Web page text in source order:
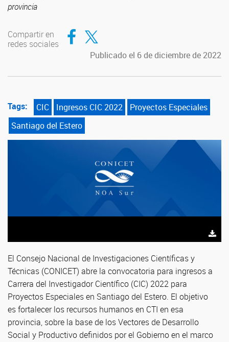
provincia
Compartir en
redes sociales
Compartir en Facebook
Compartir en Twitter
Publicado el 6 de diciembre de 2022
Tags: CIC Ingresos CIC 2022
Proyectos Especiales
Santiago del Estero
El Consejo Nacional de Investigaciones Científicas y
Técnicas (CONICET) abre la convocatoria para ingresos a
Carrera del Investigador Científico (CIC) 2022 para
Proyectos Especiales en Santiago del Estero. El objetivo
es fortalecer los recursos humanos en CTI en esa
provincia, sobre la base de los Vectores de Desarrollo
Social y Productivo definidos por el Gobierno en el marco